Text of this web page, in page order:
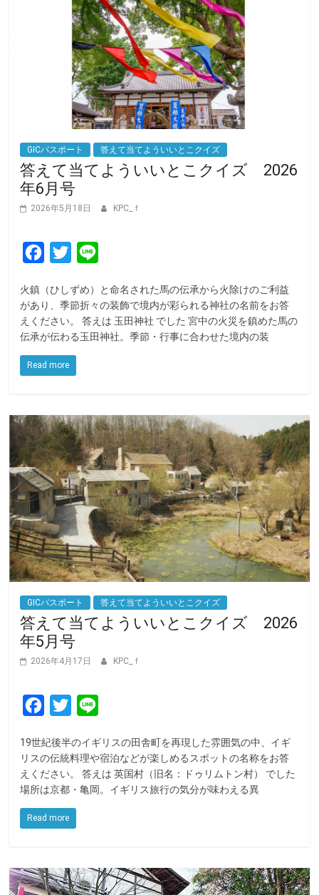
GICパスポート 答えて当てよういいとこクイズ
答えて当てよういいとこクイズ 2026
年6月号
2026年5月18日 KPC_ｆ
c
e
b
o
o
T
i
t
e
r
n
e
火鎮（ひしずめ）と命名された馬の伝承から火除けのご利益
があり、季節折々の装飾で境内が彩られる神社の名前をお答
えください。 答えは 玉田神社 でした 宮中の火災を鎮めた馬の
伝承が伝わる玉田神社。季節・行事に合わせた境内の装
Read more
GICパスポート 答えて当てよういいとこクイズ
答えて当てよういいとこクイズ 2026
年5月号
2026年4月17日 KPC_ｆ
c
e
b
o
o
T
i
t
e
r
n
e
19世紀後半のイギリスの田舎町を再現した雰囲気の中、イギ
リスの伝統料理や宿泊などが楽しめるスポットの名称をお答
えください。 答えは 英国村（旧名：ドゥリムトン村） でした
場所は京都・亀岡。イギリス旅行の気分が味わえる異
Read more